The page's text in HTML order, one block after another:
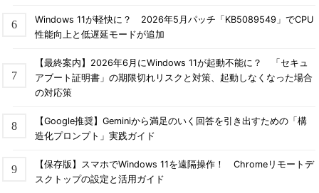
Windows 11が軽快に？ 2026年5月パッチ「KB5089549」でCPU
性能向上と低遅延モードが追加
【最終案内】2026年6月にWindows 11が起動不能に？ 「セキュ
アブート証明書」の期限切れリスクと対策、起動しなくなった場合
の対応策
【Google推奨】Geminiから満足のいく回答を引き出すための「構
造化プロンプト」実践ガイド
【保存版】スマホでWindows 11を遠隔操作！ Chromeリモートデ
スクトップの設定と活用ガイド